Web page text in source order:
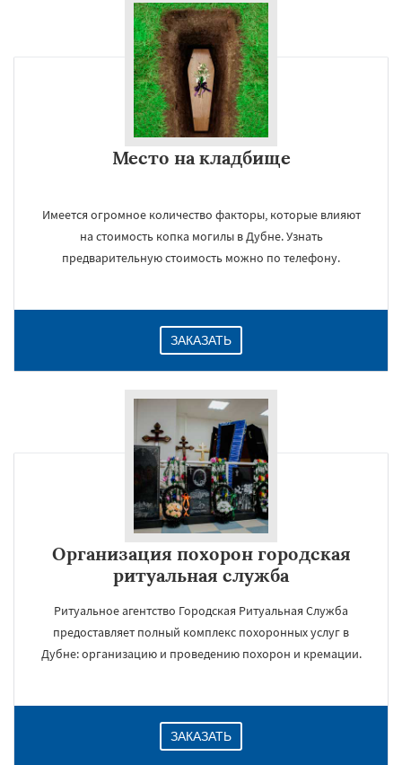
Место на кладбище
Имеется огромное количество факторы, которые влияют
на стоимость копка могилы в Дубне. Узнать
предварительную стоимость можно по телефону.
ЗАКАЗАТЬ
Организация похорон городская
ритуальная служба
Ритуальное агентство Городская Ритуальная Служба
предоставляет полный комплекс похоронных услуг в
Дубне: организацию и проведению похорон и кремации.
ЗАКАЗАТЬ